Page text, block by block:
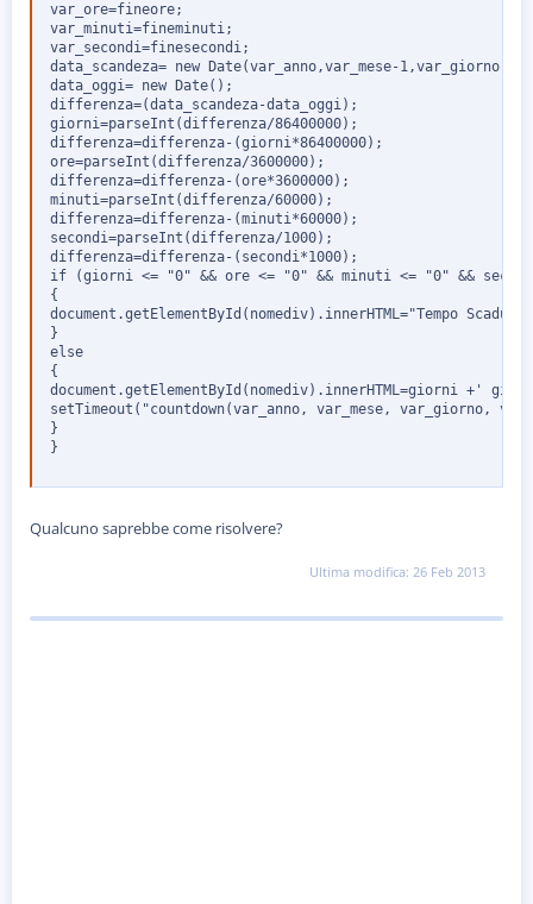
var_ore=fineore;
var_minuti=fineminuti;
var_secondi=finesecondi;
data_scandeza= new Date(var_anno,var_mese-
data_oggi= new Date();
differenza=(data_scandeza-data_oggi);
giorni=parseInt(differenza/86400000);
differenza=differenza-(giorni*86400000);
ore=parseInt(differenza/3600000);
differenza=differenza-(ore*3600000);
minuti=parseInt(differenza/60000);
differenza=differenza-(minuti*60000);
secondi=parseInt(differenza/1000);
differenza=differenza-(secondi*1000);
if (giorni <= "0" && ore <= "0" && minuti <= "0" &&
{
document.getElementById(nomediv).innerHTML="Tempo
}
else
{
document.getElementById(nomediv).innerHTML=giorni +'
setTimeout("countdown(var_anno, var_mese, var_giorno,
}
}
Qualcuno saprebbe come risolvere?
Ultima modifica: 26 Feb 2013